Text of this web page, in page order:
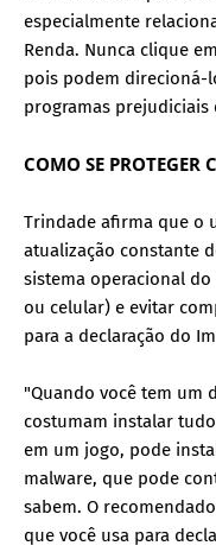
especialmente
Renda. Nunca clique
pois podem direcioná-
programas prejudiciais
COMO SE PROTEGER
Trindade afirma que o
atualização constante
sistema operacional
ou celular) e evitar
para a declaração do
"Quando você tem um
costumam instalar
em um jogo, pode
malware, que pode
sabem. O
que você usa para